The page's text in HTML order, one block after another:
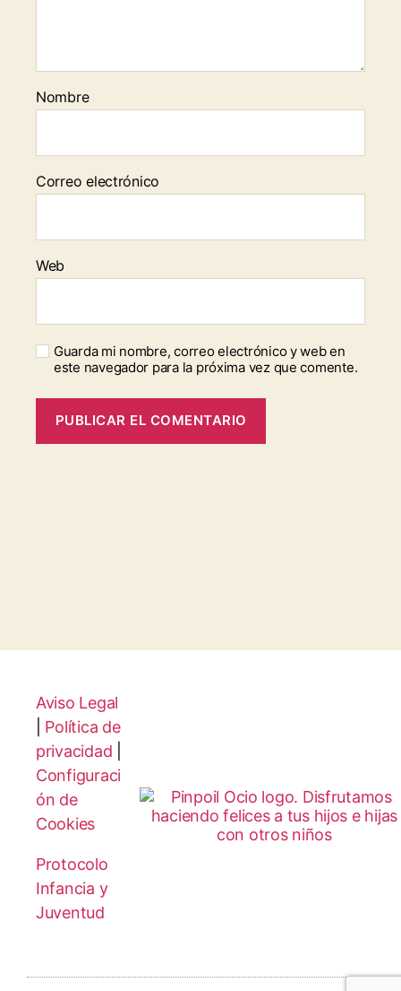
Nombre
Correo electrónico
Web
Guarda mi nombre, correo electrónico y web en
este navegador para la próxima vez que comente.
Aviso Legal
Política de
privacidad
Configuraci
ón de
Cookies
Protocolo
Infancia y
Juventud